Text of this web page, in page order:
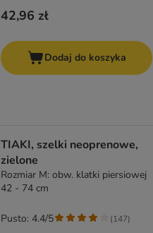
42,96 zł
Dodaj do koszyka
TIAKI, szelki neoprenowe,
zielone
Rozmiar M: obw. klatki piersiowej
42 - 74 cm
Pusto: 4.4/5 (147)